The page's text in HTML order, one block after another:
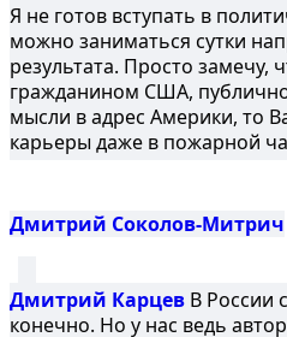
Я не готов вступать в
можно заниматься сутки
результата. Просто замечу,
гражданином США,
мысли в адрес Америки, то
карьеры даже в пожарной
Дмитрий Соколов-Митрич
Дмитрий Карцев В России
конечно. Но у нас ведь